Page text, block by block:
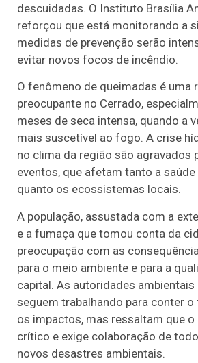
descuidadas. O Instituto Brasília
reforçou que está monitorando a
medidas de prevenção serão
evitar novos focos de incêndio.
O fenômeno de queimadas é uma
preocupante no Cerrado,
meses de seca intensa, quando a
mais suscetível ao fogo. A crise
no clima da região são agravados
eventos, que afetam tanto a
quanto os ecossistemas locais.
A população, assustada com a
e a fumaça que tomou conta da
preocupação com as
para o meio ambiente e para a
capital. As autoridades
seguem trabalhando para conter
os impactos, mas ressaltam que
crítico e exige colaboração de
novos desastres ambientais.